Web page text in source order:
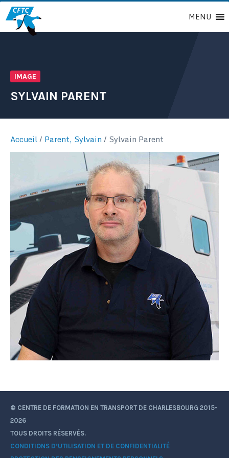
Passer
au
contenu
MENU
IMAGE
SYLVAIN PARENT
Accueil/ Parent, Sylvain / Sylvain Parent
© CENTRE DE FORMATION EN TRANSPORT DE CHARLESBOURG 2015-
2026
TOUS DROITS RÉSERVÉS.
CONDITIONS D’UTILISATION ET DE CONFIDENTIALITÉ